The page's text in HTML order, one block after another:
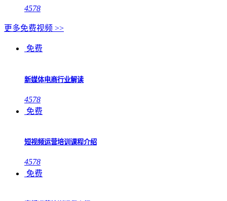
4578
更多免费视频 >>
免费
新媒体电商行业解读
4578
免费
短视频运营培训课程介绍
4578
免费